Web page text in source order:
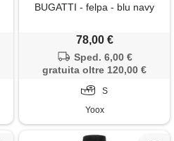
BUGATTI - felpa - blu navy
78,00 €
Sped. 6,00 €
gratuita oltre 120,00 €
S
Yoox